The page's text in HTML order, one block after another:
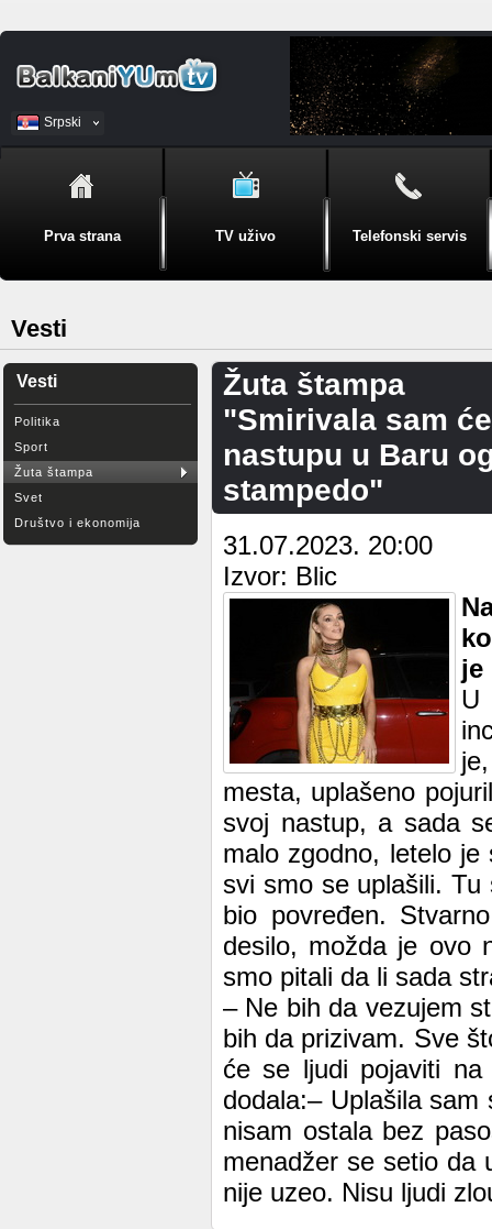
Srpski
BiH
Prva strana TV uživo Telefonski servis
Vesti
Vesti
Politika
Sport
Žuta štampa
Svet
Društvo i ekonomija
Žuta štampa
"Smirivala sam
nastupu u Baru
stampedo"
31.07.2023. 20:00
Izvor: Blic
je
U
mesta, uplašeno
svoj nastup, a sada
malo zgodno, letelo
svi smo se uplašili.
bio povređen.
desilo, možda je ovo
smo pitali da li sada
– Ne bih da vezujem
bih da prizivam. Sve
će se ljudi pojaviti
dodala:– Uplašila
nisam ostala bez
menadžer se setio da
nije uzeo. Nisu ljudi